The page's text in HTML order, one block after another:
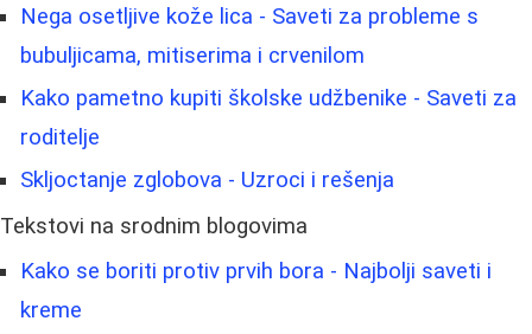
Nega osetljive kože lica - Saveti za probleme s
bubuljicama, mitiserima i crvenilom
Kako pametno kupiti školske udžbenike - Saveti za
roditelje
Skljoctanje zglobova - Uzroci i rešenja
Tekstovi na srodnim blogovima
Kako se boriti protiv prvih bora - Najbolji saveti i
kreme